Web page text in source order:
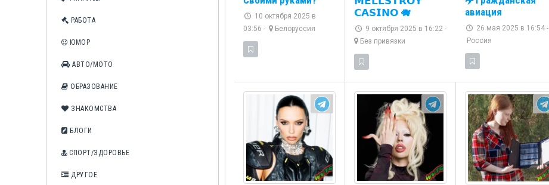
РАБОТА
ЮМОР
АВТО/МОТО
ОБРАЗОВАНИЕ
ЗНАКОМСТВА
БЛОГИ
СПОРТ/ЗДОРОВЬЕ
ДРУГОЕ
10 октября 2025 в
03:56 -
Белоруссия
𝗖𝗔𝗦𝗜𝗡𝗢 🐗
9 октября 2025 в 16:22 -
Без привязки
авиация
26 мая 2025 в 16:54 -
Россия